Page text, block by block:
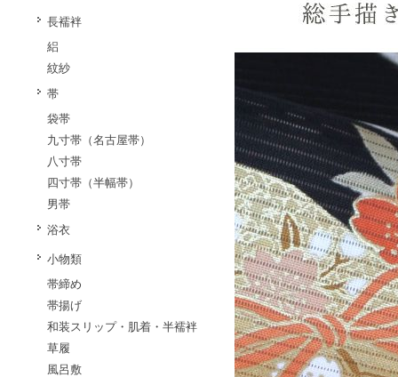
長襦袢
絽
紋紗
帯
袋帯
九寸帯（名古屋帯）
八寸帯
四寸帯（半幅帯）
男帯
浴衣
小物類
帯締め
帯揚げ
和装スリップ・肌着・半襦袢
草履
風呂敷